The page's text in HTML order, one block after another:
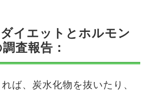
イエットとホルモン
査報告：
ば、炭水化物を抜いたり、